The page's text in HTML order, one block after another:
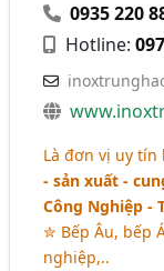
0935 220
Hotline:
Là đơn vị uy
- sản xuất -
Công Nghiệp -
✮ Bếp Âu, bếp
nghiệp,..